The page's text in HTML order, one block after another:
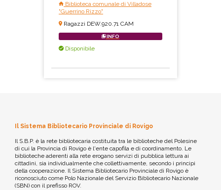
Biblioteca comunale di Villadose
"Guerrino Rizzo"
Ragazzi DEW.920.71 CAM
INFO
Disponibile
Il Sistema Bibliotecario Provinciale di Rovigo
Il S.B.P. è la rete bibliotecaria costituita tra le biblioteche del Polesine
di cui la Provincia di Rovigo è l'ente capofila e di coordinamento. Le
biblioteche aderenti alla rete erogano servizi di pubblica lettura ai
cittadini, sia individualmente che collettivamente, secondo i principi
della cooperazione. Il Sistema Bibliotecario Provinciale di Rovigo è
riconosciuto come Polo Nazionale del Servizio Bibliotecario Nazionale
(SBN) con il prefisso ROV.